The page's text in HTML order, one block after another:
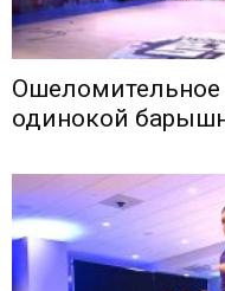
Ошеломительное
одинокой